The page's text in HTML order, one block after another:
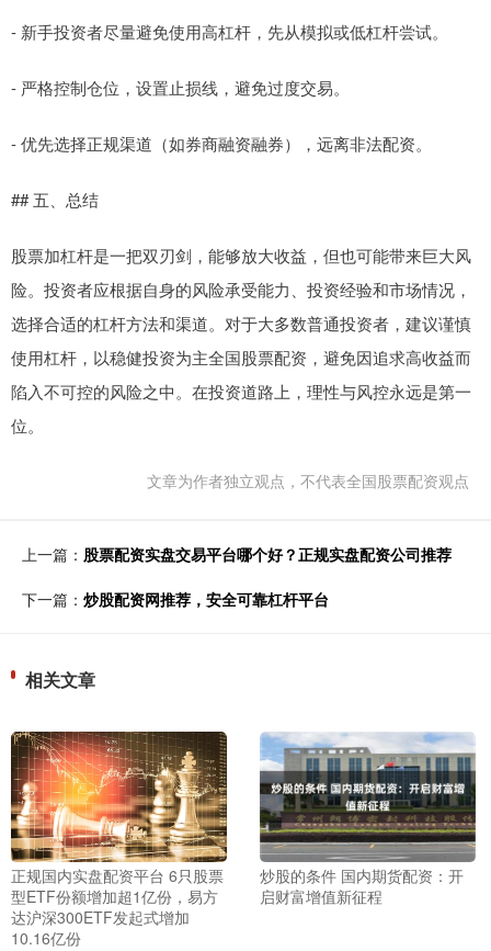
- 新手投资者尽量避免使用高杠杆，先从模拟或低杠杆尝试。
- 严格控制仓位，设置止损线，避免过度交易。
- 优先选择正规渠道（如券商融资融券），远离非法配资。
## 五、总结
股票加杠杆是一把双刃剑，能够放大收益，但也可能带来巨大风
险。投资者应根据自身的风险承受能力、投资经验和市场情况，
选择合适的杠杆方法和渠道。对于大多数普通投资者，建议谨慎
使用杠杆，以稳健投资为主全国股票配资，避免因追求高收益而
陷入不可控的风险之中。在投资道路上，理性与风控永远是第一
位。
文章为作者独立观点，不代表全国股票配资观点
上一篇： 股票配资实盘交易平台哪个好？正规实盘配资公司推荐
下一篇： 炒股配资网推荐，安全可靠杠杆平台
相关文章
正规国内实盘配资平台 6只股票
型ETF份额增加超1亿份，易方
达沪深300ETF发起式增加
10.16亿份
炒股的条件 国内期货配资：开
启财富增值新征程